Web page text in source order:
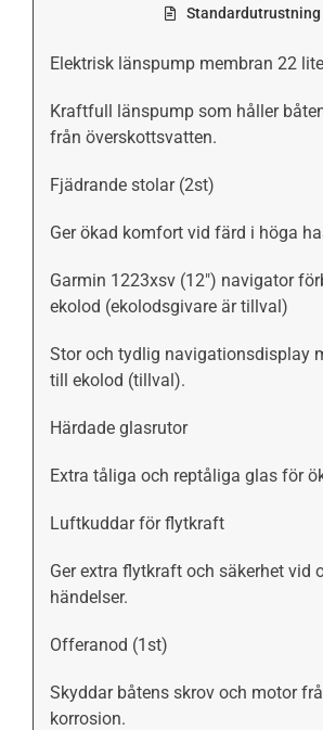
Standardutrustning
Elektrisk länspump membran 22
Kraftfull länspump som håller
från överskottsvatten.
Fjädrande stolar (2st)
Ger ökad komfort vid färd i höga
Garmin 1223xsv (12″) navigator
ekolod (ekolodsgivare är tillval)
Stor och tydlig navigationsdisplay
till ekolod (tillval).
Härdade glasrutor
Extra tåliga och reptåliga glas för
Luftkuddar för flytkraft
Ger extra flytkraft och säkerhet vid
händelser.
Offeranod (1st)
Skyddar båtens skrov och motor
korrosion.